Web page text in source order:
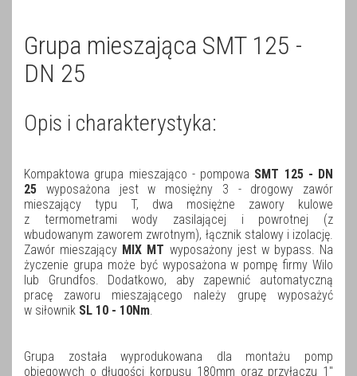
Grupa mieszająca SMT 125 -
DN 25
Opis i charakterystyka:
Kompaktowa grupa mieszająco - pompowa SMT 125 - DN
25 wyposażona jest w mosiężny 3 - drogowy zawór
mieszający typu T, dwa mosiężne zawory kulowe
z termometrami wody zasilającej i powrotnej (z
wbudowanym zaworem zwrotnym), łącznik stalowy i izolację.
Zawór mieszający MIX MT wyposażony jest w bypass. Na
życzenie grupa może być wyposażona w pompę firmy Wilo
lub Grundfos. Dodatkowo, aby zapewnić automatyczną
pracę zaworu mieszającego należy grupę wyposażyć
w siłownik SL 10 - 10Nm
Grupa została wyprodukowana dla montażu pomp
obiegowych o długości korpusu 180mm oraz przyłączu 1"